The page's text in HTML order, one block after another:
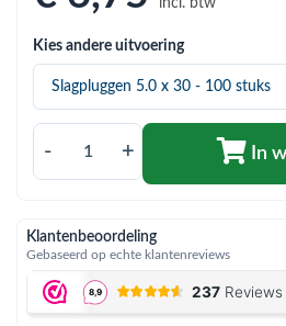
incl. btw
Kies andere uitvoering
- + In
Klantenbeoordeling
Gebaseerd op echte klantenreviews